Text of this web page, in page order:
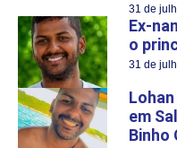
31 de
Ex-
o
31 de
em
Binho